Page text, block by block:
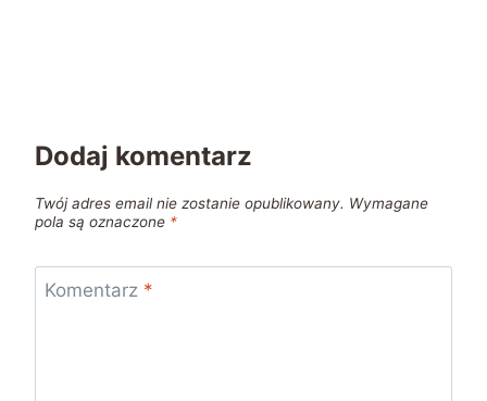
Dodaj komentarz
Twój adres email nie zostanie opublikowany. Wymagane
pola są oznaczone *
Komentarz *